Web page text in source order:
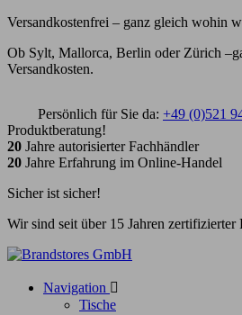
Versandkostenfrei – ganz gleich wohin
Ob Sylt, Mallorca, Berlin oder Zürich
Versandkosten.
Persönlich für Sie da: +49 (0)521
Produktberatung!
20 Jahre autorisierter Fachhändler
20 Jahre Erfahrung im Online-Handel
Sicher ist sicher!
Wir sind seit über 15 Jahren zertifizierter
Navigation 
Tische